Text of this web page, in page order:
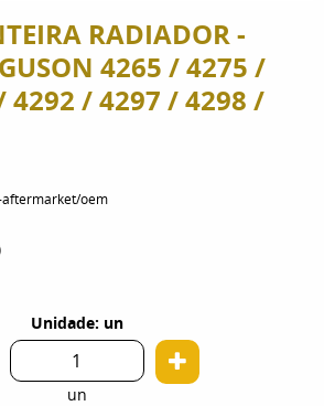
RADIADOR -
4265 / 4275 /
4292 / 4297 / 4298 /
aftermarket/oem
Unidade: un
un